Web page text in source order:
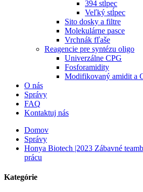
394 stĺpec
Veľký stĺpec
Sito dosky a filtre
Molekulárne pasce
Vrchnák fľaše
Reagencie pre syntézu oligo
Univerzálne CPG
Fosforamidity
Modifikovaný amidit a
O nás
Správy
FAQ
Kontaktuj nás
Domov
Správy
Honya Biotech |2023 Zábavné
prácu
Kategórie